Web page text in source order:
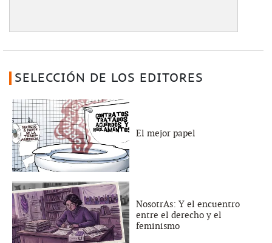
SELECCIÓN DE LOS EDITORES
El mejor papel
NosotrAs: Y el encuentro
entre el derecho y el
feminismo